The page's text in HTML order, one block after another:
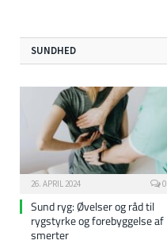
SUNDHED
26. APRIL 2024 0
Sund ryg: Øvelser og råd til
rygstyrke og forebyggelse af
smerter